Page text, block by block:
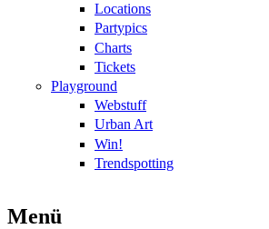
Locations
Partypics
Charts
Tickets
Playground
Webstuff
Urban Art
Win!
Trendspotting
Menü